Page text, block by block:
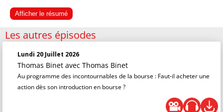
Afficher le résumé
Les autres épisodes
Lundi 20 Juillet 2026
Thomas Binet avec Thomas Binet
Au programme des incontournables de la bourse : Faut-il acheter une
action dès son introduction en bourse ?